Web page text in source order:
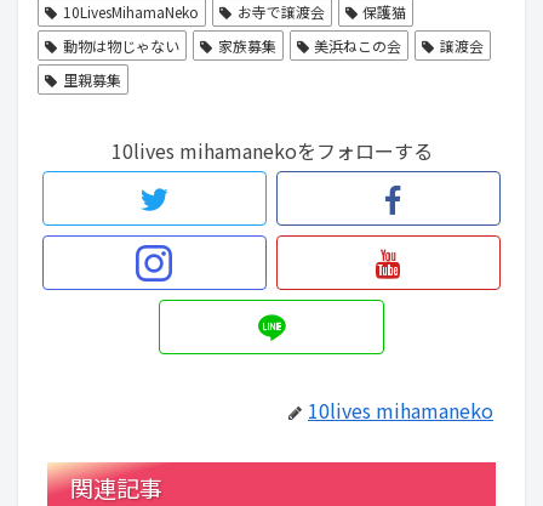
10LivesMihamaNeko お寺で譲渡会
保護猫
動物は物じゃない
家族募集 美浜ねこの会
譲渡会
里親募集
10lives mihamanekoをフォローする
10lives mihamaneko
関連記事